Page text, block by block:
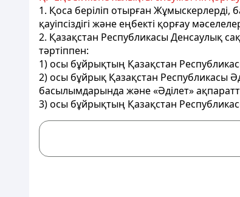
1. Қоса беріліп отырған Жұмыскерлерді,
қауіпсіздігі және еңбекті қорғау
2. Қазақстан Республикасы Денсаулық
тәртіппен:
1) осы бұйрықтың Қазақстан
2) осы бұйрық Қазақстан Республикасы
басылымдарында және «Әділет»
3) осы бұйрықтың Қазақстан